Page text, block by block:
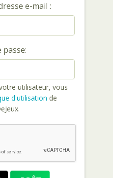
e-mail :
passe:
utilisateur, vous
d'utilisation de